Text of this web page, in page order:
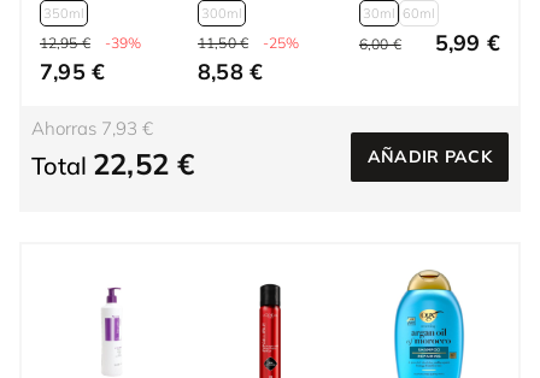
Amarillos 350 ml
350ml
12,95 € -39%
7,95 €
300ml
11,50 € -25%
8,58 €
30ml 60ml
6,00 € 5,99 €
Ahorras 7,93 €
Total 22,52 € AÑADIR PACK